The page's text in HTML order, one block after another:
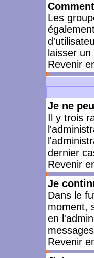
Les
laisser
Revenir
Je ne
Il y trois
dernier
Revenir
Je
Dans le
moment,
en
Revenir